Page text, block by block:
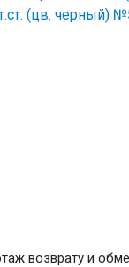
возврату и